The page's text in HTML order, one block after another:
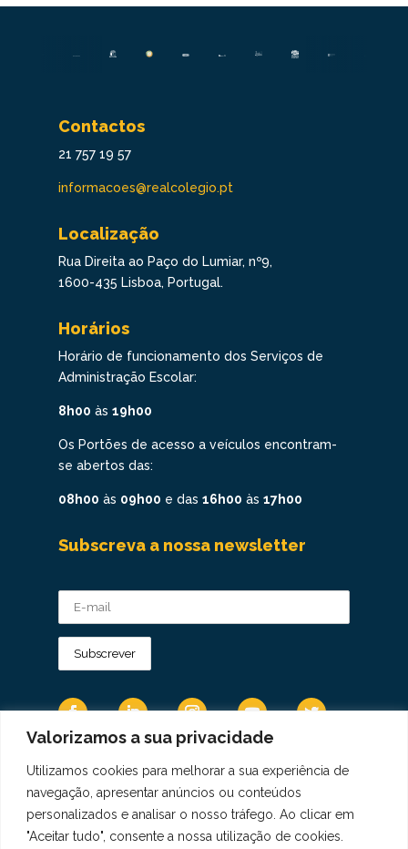
Valorizamos a sua privacidade
Utilizamos cookies para melhorar a sua experiência de
navegação, apresentar anúncios ou conteúdos
personalizados e analisar o nosso tráfego. Ao clicar em
"Aceitar tudo", consente a nossa utilização de cookies.
Contactos
21 757 19 57
informacoes@realcolegio.pt
Localização
Rua Direita ao Paço do Lumiar, nº9,
1600-435 Lisboa, Portugal.
Horários
Horário de funcionamento dos Serviços de
Administração Escolar:
8h00 às 19h00
Os Portões de acesso a veículos encontram-
se abertos das:
08h00 às 09h00 e das 16h00 às 17h00
Subscreva a nossa newsletter
Os Dados Pessoais são tratados de acordo
com a Diretiva 95/46/CE do Regulamento
Geral sobre a Proteção de Dados.
Copyright © 2021 Real Colégio de Portugal.